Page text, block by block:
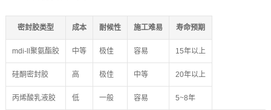
密封胶类型 成本 耐候性 施工难易 寿命预期
mdi-ll聚氨酯胶 中等 极佳 容易 15年以上
硅酮密封胶 高 极佳 中等 20年以上
丙烯酸乳液胶 低 一般 容易 5~8年